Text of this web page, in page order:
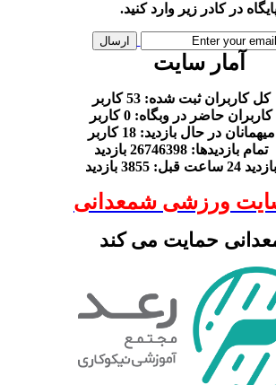
در كادر زير وارد كنيد.
آمار سایت
كل کاربران ثبت شده: 53 کاربر
کاربران حاضر در وبگاه: 0 کاربر
در حال بازديد: 18 کاربر
تمام بازديد‌ها: 26746398 بازدید
24 ساعت قبل: 3855 بازدید
ورزشی شمعدانی
حمایت می کند